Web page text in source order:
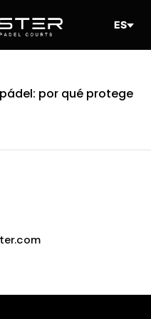
por qué protege
ES